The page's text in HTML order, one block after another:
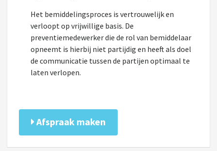
Het bemiddelingsproces is vertrouwelijk en
verloopt op vrijwillige basis. De
preventiemedewerker die de rol van bemiddelaar
opneemt is hierbij niet partijdig en heeft als doel
de communicatie tussen de partijen optimaal te
laten verlopen.
Afspraak maken